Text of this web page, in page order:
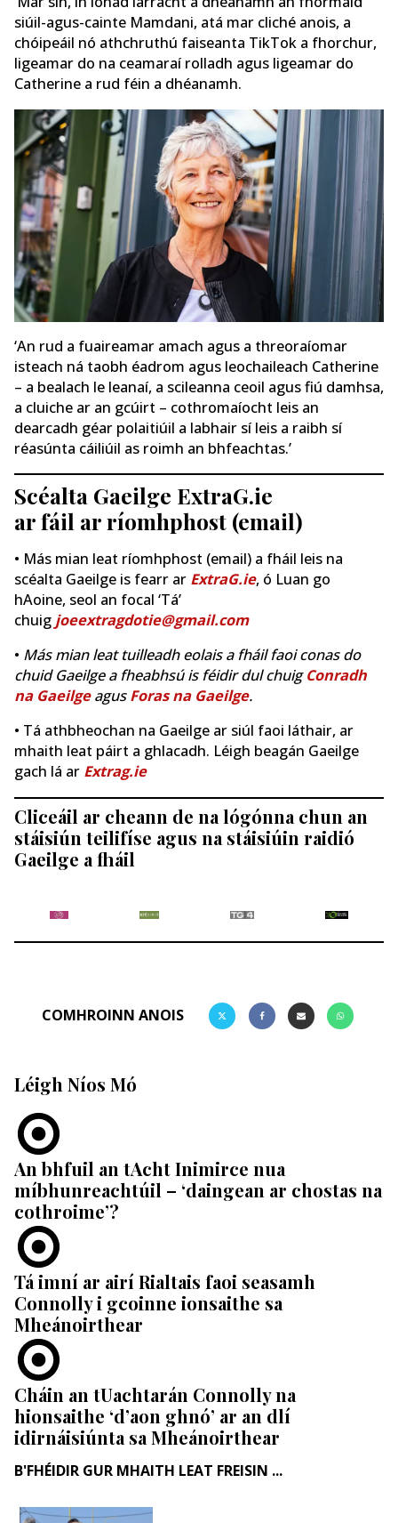
siúil-agus-cainte Mamdani, atá mar cliché anois, a
chóipeáil nó athchruthú faiseanta TikTok a fhorchur,
ligeamar do na ceamaraí rolladh agus ligeamar do
Catherine a rud féin a dhéanamh.
‘An rud a fuaireamar amach agus a threoraíomar
isteach ná taobh éadrom agus leochaileach Catherine
– a bealach le leanaí, a scileanna ceoil agus fiú damhsa,
a cluiche ar an gcúirt – cothromaíocht leis an
dearcadh géar polaitiúil a labhair sí leis a raibh sí
réasúnta cáiliúil as roimh an bhfeachtas.’
Scéalta Gaeilge ExtraG.ie
ar fáil ar ríomhphost (email)
• Más mian leat ríomhphost (email) a fháil leis na
scéalta Gaeilge is fearr ar ExtraG.ie, ó Luan go
hAoine, seol an focal ‘Tá’
chuig joeextragdotie@gmail.com
• Más mian leat tuilleadh eolais a fháil faoi conas do
chuid Gaeilge a fheabhsú is féidir dul chuigConradh
na GaeilgeagusForas na Gaeilge.
• Tá athbheochan na Gaeilge ar siúl faoi láthair, ar
mhaith leat páirt a ghlacadh. Léigh beagán Gaeilge
gach lá ar Extrag.ie
Cliceáil ar cheann de na lógónna chun an
stáisiún teilifíse agus na stáisiúin raidió
Gaeilge a fháil
COMHROINN ANOIS
Léigh Níos Mó
An bhfuil an tAcht Inimirce nua
míbhunreachtúil – ‘daingean ar chostas na
cothroime’?
Tá imní ar airí Rialtais faoi seasamh
Connolly i gcoinne ionsaithe sa
Mheánoirthear
Cháin an tUachtarán Connolly na
hionsaithe ‘d’aon ghnó’ ar an dlí
idirnáisiúnta sa Mheánoirthear
B'FHÉIDIR GUR MHAITH LEAT FREISIN ...